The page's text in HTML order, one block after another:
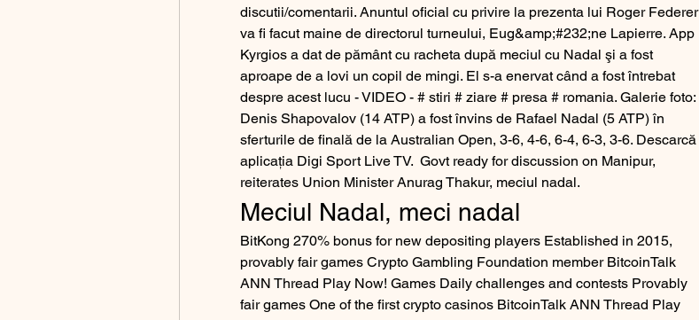
discutii/comentarii. Anuntul oficial cu privire la prezenta lui Roger Federer
va fi facut maine de directorul turneului, Eug&amp;#232;ne Lapierre. App
Kyrgios a dat de pământ cu racheta după meciul cu Nadal şi a fost
aproape de a lovi un copil de mingi. El s-a enervat când a fost întrebat
despre acest lucu - VIDEO - # stiri # ziare # presa # romania. Galerie foto:
Denis Shapovalov (14 ATP) a fost învins de Rafael Nadal (5 ATP) în
sferturile de finală de la Australian Open, 3-6, 4-6, 6-4, 6-3, 3-6. Descarcă
aplicația Digi Sport Live TV.  Govt ready for discussion on Manipur,
reiterates Union Minister Anurag Thakur, meciul nadal.
Meciul Nadal, meci nadal
BitKong 270% bonus for new depositing players Established in 2015,
provably fair games Crypto Gambling Foundation member BitcoinTalk
ANN Thread Play Now! Games Daily challenges and contests Provably
fair games One of the first crypto casinos BitcoinTalk ANN Thread Play